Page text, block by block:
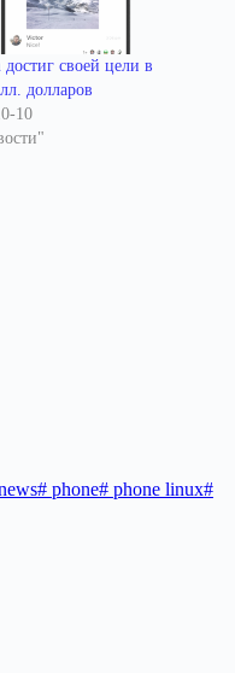
достиг своей цели в
долларов
10
# phone# phone linux#